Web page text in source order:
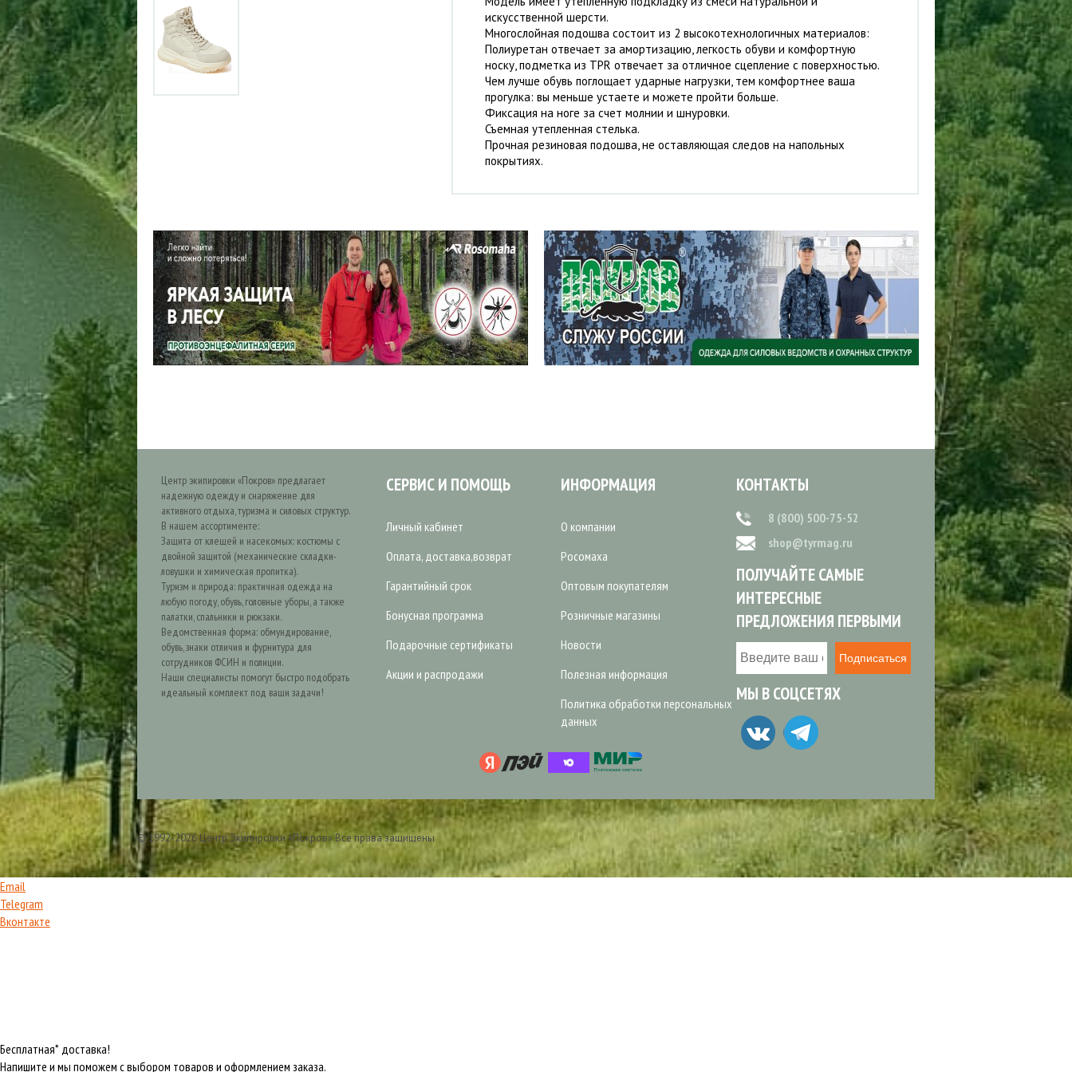
искусственной шерсти.
Многослойная подошва состоит из 2 высокотехнологичных материалов:
Полиуретан отвечает за амортизацию, легкость обуви и комфортную
носку, подметка из TPR отвечает за отличное сцепление с поверхностью.
Чем лучше обувь поглощает ударные нагрузки, тем комфортнее ваша
прогулка: вы меньше устаете и можете пройти больше.
Фиксация на ноге за счет молнии и шнуровки.
Съемная утепленная стелька.
Прочная резиновая подошва, не оставляющая следов на напольных
покрытиях.
Центр экипировки «Покров» предлагает
надежную одежду и снаряжение для
активного отдыха, туризма и силовых структур.
В нашем ассортименте:
Защита от клещей и насекомых: костюмы с
двойной защитой (механические складки-
ловушки и химическая пропитка).
Туризм и природа: практичная одежда на
любую погоду, обувь, головные уборы, а также
палатки, спальники и рюкзаки.
Ведомственная форма: обмундирование,
обувь, знаки отличия и фурнитура для
сотрудников ФСИН и полиции.
Наши специалисты помогут быстро подобрать
идеальный комплект под ваши задачи!
СЕРВИС И ПОМОЩЬ
Личный кабинет
Оплата, доставка,возврат
Гарантийный срок
Бонусная программа
Подарочные сертификаты
Акции и распродажи
ИНФОРМАЦИЯ
О компании
Росомаха
Оптовым покупателям
Розничные магазины
Новости
Полезная информация
Политика обработки персональных
данных
КОНТАКТЫ
8 (800) 500-75-52
shop@tyrmag.ru
ПОЛУЧАЙТЕ САМЫЕ
ИНТЕРЕСНЫЕ
ПРЕДЛОЖЕНИЯ ПЕРВЫМИ
Подписаться
МЫ В СОЦСЕТЯХ
© 1992-2026 Центр Экипировки «Покров» Все права защищены
Email
Telegram
Вконтакте
Бесплатная* доставка!
Напишите и мы поможем с выбором товаров и оформлением заказа.